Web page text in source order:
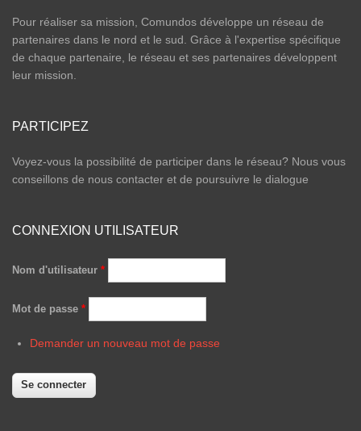
Pour réaliser sa mission, Comundos développe un réseau de
partenaires dans le nord et le sud. Grâce à l'expertise spécifique
de chaque partenaire, le réseau et ses partenaires développent
leur mission.
PARTICIPEZ
Voyez-vous la possibilité de participer dans le réseau? Nous vous
conseillons de nous contacter et de poursuivre le dialogue
CONNEXION UTILISATEUR
Nom d'utilisateur *
Mot de passe *
Demander un nouveau mot de passe